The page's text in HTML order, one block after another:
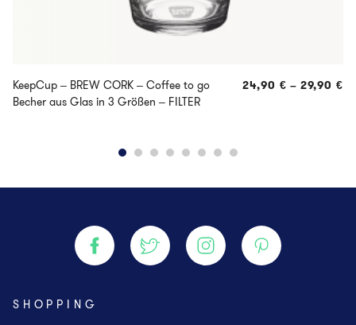
KeepCup – BREW CORK – Coffee to go
Becher aus Glas in 3 Größen – FILTER
24,90 € – 29,90 €
SHOPPING